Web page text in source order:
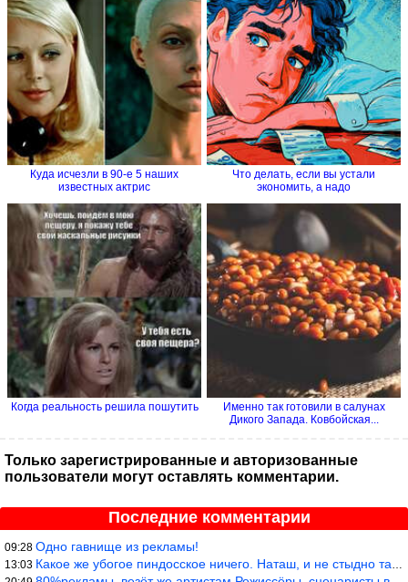
Куда исчезли в 90-е 5 наших
известных актрис
Что делать, если вы устали
экономить, а надо
Когда реальность решила пошутить
Именно так готовили в салунах
Дикого Запада. Ковбойская...
Только зарегистрированные и авторизованные
пользователи могут оставлять комментарии.
Последние комментарии
09:28 Одно гавнище из рекламы!
13:03 Какое же убогое пиндосское ничего. Наташ, и не стыдно такую фигн